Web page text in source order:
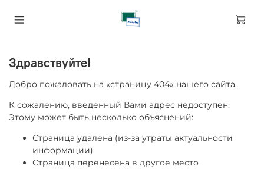
Здравствуйте!
Добро пожаловать на «страницу 404» нашего сайта.
К сожалению, введенный Вами адрес недоступен.
Этому может быть несколько объяснений:
Страница удалена (из-за утраты актуальности
информации)
Страница перенесена в другое место